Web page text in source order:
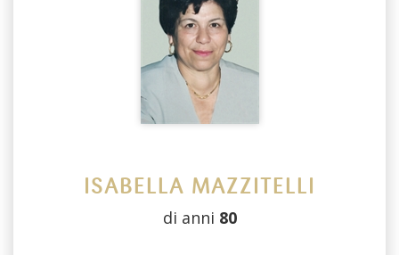
ISABELLA MAZZITELLI
di anni 80